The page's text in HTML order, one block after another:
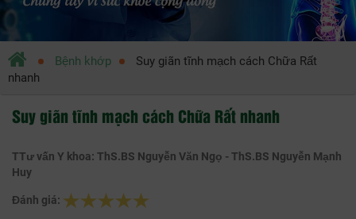
Bệnh khớp
Suy giãn tĩnh mạch cách Chữa Rất
nhanh
Suy giãn tĩnh mạch cách Chữa Rất nhanh
TTư vấn Y khoa: ThS.BS Nguyễn Văn Ngọ - ThS.BS Nguyễn Mạnh
Huy
Đánh giá: